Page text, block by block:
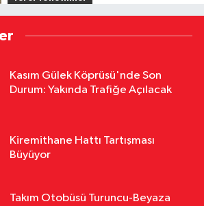
12:16Feke’de Mahalle Çalışmaları
Sahada İncelendi
11:31 Yumurtalık’ta Yollar,
11:29Kozan’da Yaz Konserleri
Ekonomi
Kasım Gülek Köprüsü'nde Son
Durum: Yakında Trafiğe Açılacak
Kiremithane Hattı Tartışması
Büyüyor
Takım Otobüsü Turuncu-Beyaza